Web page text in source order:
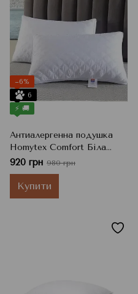
−6%
6
⚡ 🚚
Антиалергенна подушка
Homytex Comfort Біла
50x70 см
920 грн 980 грн
Купити